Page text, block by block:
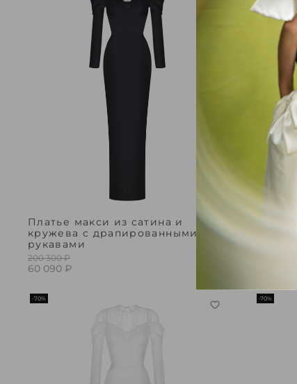
Платье макси из сатина и
кружева с драпированными
рукавами
200 300 ₽
60 090 ₽
-70% -70%